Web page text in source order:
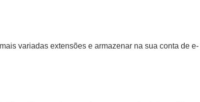
variadas extensões e armazenar na sua conta de e-